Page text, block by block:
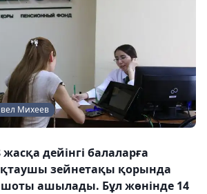
Михеев
дейінгі балаларға
зейнетақы қорында
ашылады. Бұл жөнінде 14